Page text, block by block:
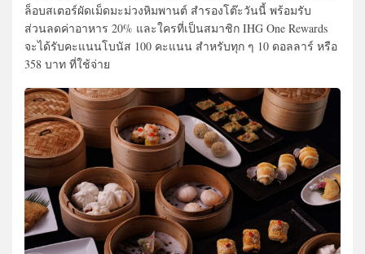
ล็อบสเตอร์ผัดเม็ดมะม่วงหิมพานต์ สำรองโต๊ะวันนี้ พร้อมรับ
ส่วนลดค่าอาหาร 20% และใครที่เป็นสมาชิก IHG One Rewards
จะได้รับคะแนนโบนัส 100 คะแนน สำหรับทุก ๆ 10 ดอลลาร์ หรือ
358 บาท ที่ใช้จ่าย